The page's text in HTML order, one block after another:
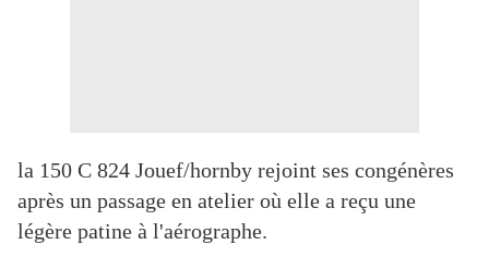
la 150 C 824 Jouef/hornby rejoint ses congénères
après un passage en atelier où elle a reçu une
légère patine à l'aérographe.